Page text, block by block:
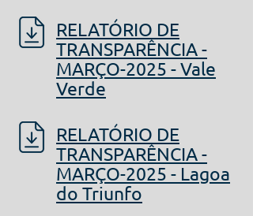
RELATÓRIO DE
TRANSPARÊNCIA -
MARÇO-2025 - Vale
Verde
RELATÓRIO DE
TRANSPARÊNCIA -
MARÇO-2025 - Lagoa
do Triunfo